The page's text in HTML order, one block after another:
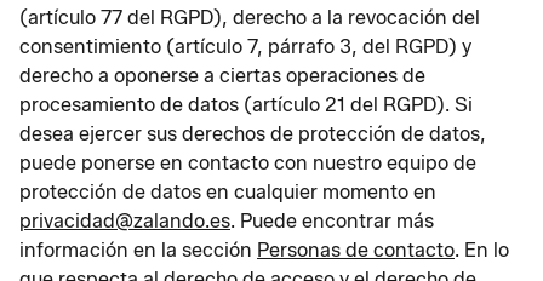
(artículo 77 del RGPD), derecho a la revocación del
consentimiento (artículo 7, párrafo 3, del RGPD) y
derecho a oponerse a ciertas operaciones de
procesamiento de datos (artículo 21 del RGPD). Si
desea ejercer sus derechos de protección de datos,
puede ponerse en contacto con nuestro equipo de
protección de datos en cualquier momento en
privacidad@zalando.es. Puede encontrar más
información en la sección Personas de contacto. En lo